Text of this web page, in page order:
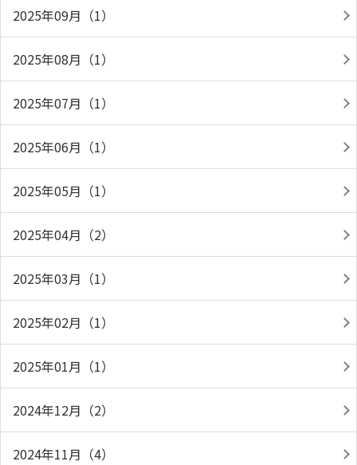
2025年09月（1）
2025年08月（1）
2025年07月（1）
2025年06月（1）
2025年05月（1）
2025年04月（2）
2025年03月（1）
2025年02月（1）
2025年01月（1）
2024年12月（2）
2024年11月（4）